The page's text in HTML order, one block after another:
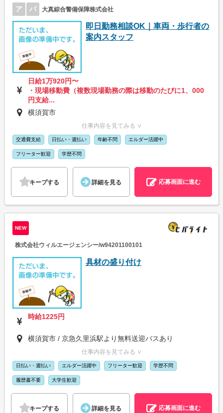
ア パ 大真綜合警備保障株式会社
即日勤務相談OK｜車両・歩行者の
案内スタッフ
日給1万920円〜
・現場移動費（複数現場勤務の際は移動のたびに1、000
円支給...
横須賀市
仕事内容を見てみる ∨
交通費支給 日払い・週払い 年齢不問 エルダー活躍中
フリーター歓迎 学歴不問
キープする 詳細を見る 応募画面に進む
NEW
株式会社ウィルエージェンシー/w94201100101
具材の盛り付け
時給1225円
横須賀市 / 京急久里浜駅より無料送迎バスあり
仕事内容を見てみる ∨
日払い・週払い エルダー活躍中 フリーター歓迎 学歴不問
履歴書不要 大学生歓迎
キープする 詳細を見る 応募画面に進む